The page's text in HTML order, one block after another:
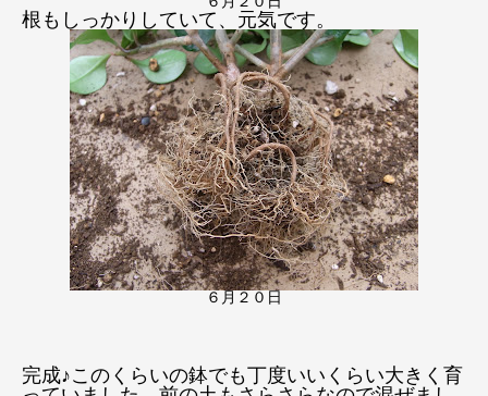
根もしっかりしていて、元気です。
６月２０日
完成♪このくらいの鉢でも丁度いいくらい大きく育